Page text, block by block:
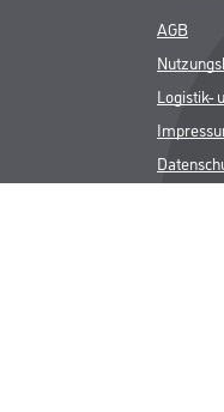
AGB
Logistik-